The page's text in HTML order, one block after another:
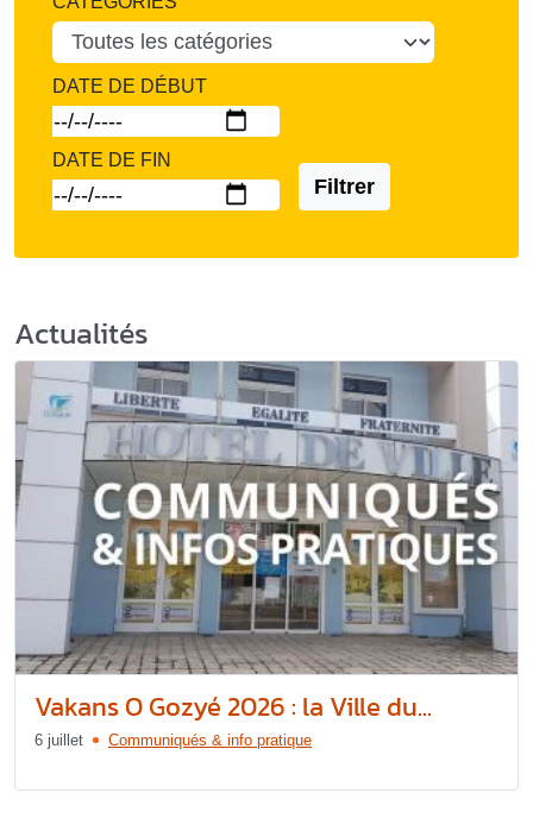
DATE DE DÉBUT
DATE DE FIN
Filtrer
Actualités
Vakans O Gozyé 2026 : la Ville du...
6 juillet Communiqués & info pratique